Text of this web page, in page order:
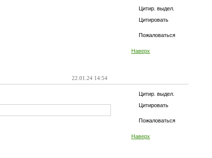
Цитир. выдел.
Цитировать
Пожаловаться
Наверх
22.01.24 14:54
Цитир. выдел.
Цитировать
Пожаловаться
Наверх